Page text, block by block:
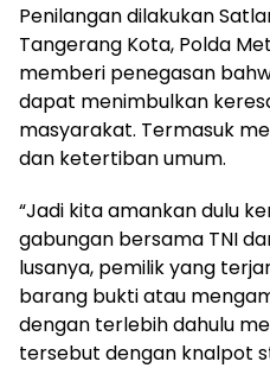
Penilangan dilakukan
Tangerang Kota, Polda
memberi penegasan
dapat menimbulkan
masyarakat. Termasuk
dan ketertiban umum.
“Jadi kita amankan dulu
gabungan bersama TNI
lusanya, pemilik yang
barang bukti atau
dengan terlebih dahulu
tersebut dengan knalpot